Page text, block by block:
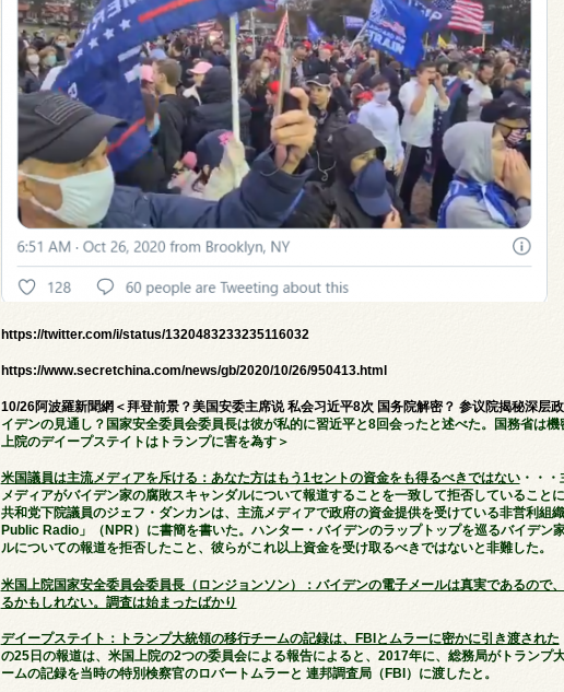
https://twitter.com/i/status/1320483233235116032
https://www.secretchina.com/news/gb/2020/10/26/950413.html
10/26阿波羅新聞網＜拜登前景？美国安委主席说 私会习近平8次 国务院解密？ 参议院揭秘深层
イデンの見通し？国家安全委員会委員長は彼が私的に習近平と8回会ったと述べた。国務省は機
上院のデイープステイトはトランプに害を為す＞
米国議員は主流メディアを斥ける：あなた方はもう1セントの資金をも得るべきではない・・・
メディアがバイデン家の腐敗スキャンダルについて報道することを一致して拒否していること
共和党下院議員のジェフ・ダンカンは、主流メディアで政府の資金提供を受けている非営利組
Public Radio」（NPR）に書簡を書いた。ハンター・バイデンのラップトップを巡るバイデン
ルについての報道を拒否したこと、彼らがこれ以上資金を受け取るべきではないと非難した。
米国上院国家安全委員会委員長（ロンジョンソン）：バイデンの電子メールは真実であるので
るかもしれない。調査は始まったばかり
デイープステイト：トランプ大統領の移行チームの記録は、FBIとムラーに密かに引き渡された
の25日の報道は、米国上院の2つの委員会による報告によると、2017年に、総務局がトランプ
ームの記録を当時の特別検察官のロバートムラーと 連邦調査局（FBI）に渡したと。